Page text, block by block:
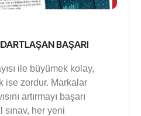
BAŞARI
ile büyümek kolay,
ise zordur. Markalar
artırmayı başarı
sınav, her yeni